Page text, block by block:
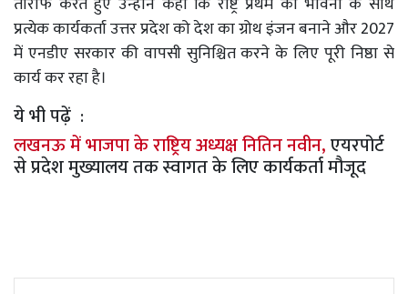
प्रत्येक कार्यकर्ता उत्तर प्रदेश को देश का ग्रोथ इंजन बनाने और 2027
में एनडीए सरकार की वापसी सुनिश्चित करने के लिए पूरी निष्ठा से
कार्य कर रहा है।
ये भी पढ़ें :
लखनऊ में भाजपा के राष्ट्रिय अध्यक्ष नितिन नवीन,एयरपोर्ट
से प्रदेश मुख्यालय तक स्वागत के लिए कार्यकर्ता मौजूद